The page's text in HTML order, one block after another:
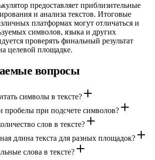
предоставляет приблизительные
и анализа текстов. Итоговые
платформах могут отличаться и
символов, языка и других
проверять финальный результат
целевой площадке.
вопросы
символы в тексте?
пробелы при подсчете символов?
слов в тексте?
длина текста для разных площадок?
слова в тексте?